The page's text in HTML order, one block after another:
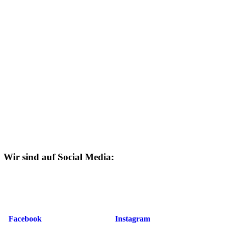
Wir sind auf Social Media:
Facebook Instagram